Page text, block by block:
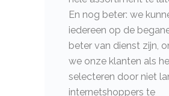
En nog beter: we
iedereen op de
beter van dienst zijn,
we onze klanten als
selecteren door niet
internetshoppers te